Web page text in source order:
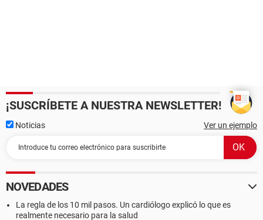
¡SUSCRÍBETE A NUESTRA NEWSLETTER!
Noticias Ver un ejemplo
NOVEDADES
La regla de los 10 mil pasos. Un cardiólogo explicó lo que es
realmente necesario para la salud